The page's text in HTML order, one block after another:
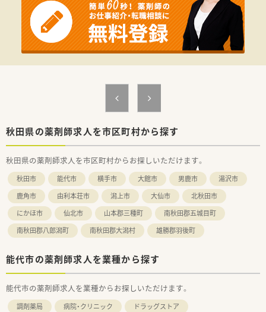
秋田県の薬剤師求人を市区町村から探す
秋田県の薬剤師求人を市区町村からお探しいただけます。
秋田市 能代市 横手市 大館市 男鹿市
湯沢市
鹿角市
由利本荘市 潟上市 大仙市
北秋田市
にかほ市
仙北市 山本郡三種町
南秋田郡五城目町
南秋田郡八郎潟町
南秋田郡大潟村 雄勝郡羽後町
能代市の薬剤師求人を業種から探す
能代市の薬剤師求人を業種からお探しいただけます。
調剤薬局 病院・クリニック
ドラッグストア